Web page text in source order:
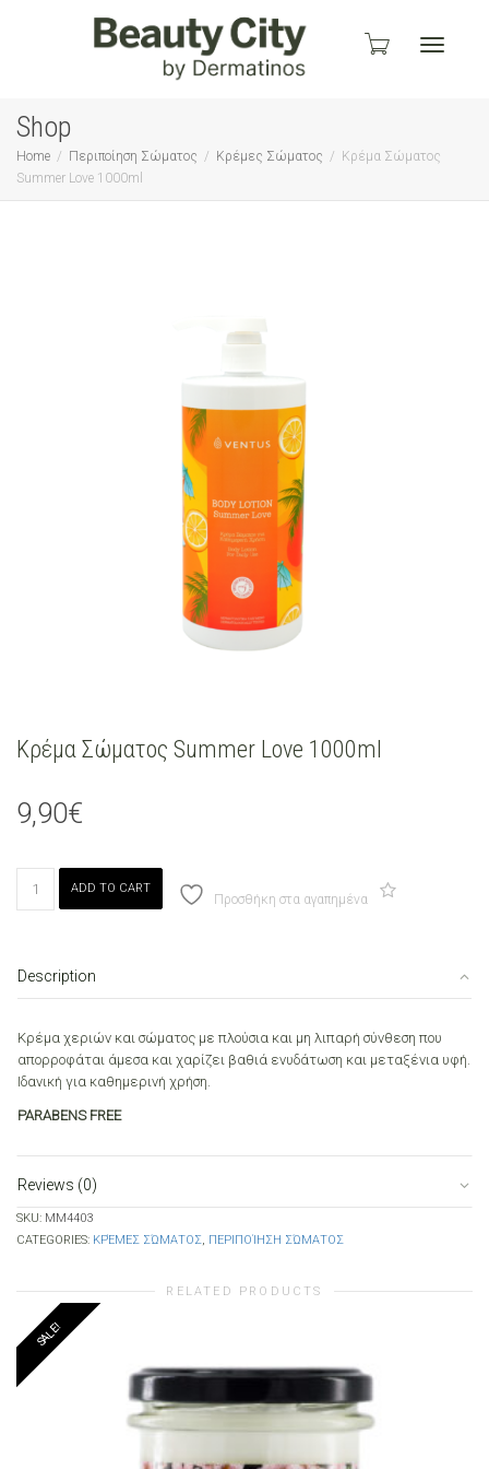
Shop
Home Περιποίηση Σώματος Κρέμες Σώματος
Κρέμα Σώματος
Summer Love 1000ml
Κρέμα Σώματος Summer Love 1000ml
9,90€
Σώματος
quantity
ADD TO CART
Προσθήκη στα αγαπημένα
Description
Κρέμα χεριών και σώματος με πλούσια και μη λιπαρή σύνθεση που
απορροφάται άμεσα και χαρίζει βαθιά ενυδάτωση και μεταξένια υφή.
Ιδανική για καθημερινή χρήση.
PARABENS FREE
Reviews (0)
SKU: MM4403
CATEGORIES: ΚΡΈΜΕΣ ΣΏΜΑΤΟΣ, ΠΕΡΙΠΟΊΗΣΗ ΣΏΜΑΤΟΣ
RELATED PRODUCTS
SALE!